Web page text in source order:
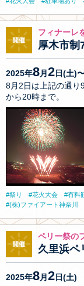
フィナーレ
厚木市制
2025年8月2日(土)
8月2日は上記の通り
から20時まで。
祭り 花火大会 有料
(株)ファイアート神奈川
ペリー祭の
久里浜ペ
2025年8月 2日(土)